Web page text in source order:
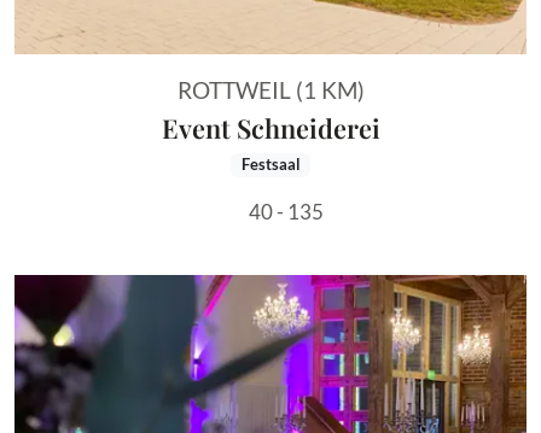
ROTTWEIL (1 KM)
Event Schneiderei
Festsaal
40 - 135